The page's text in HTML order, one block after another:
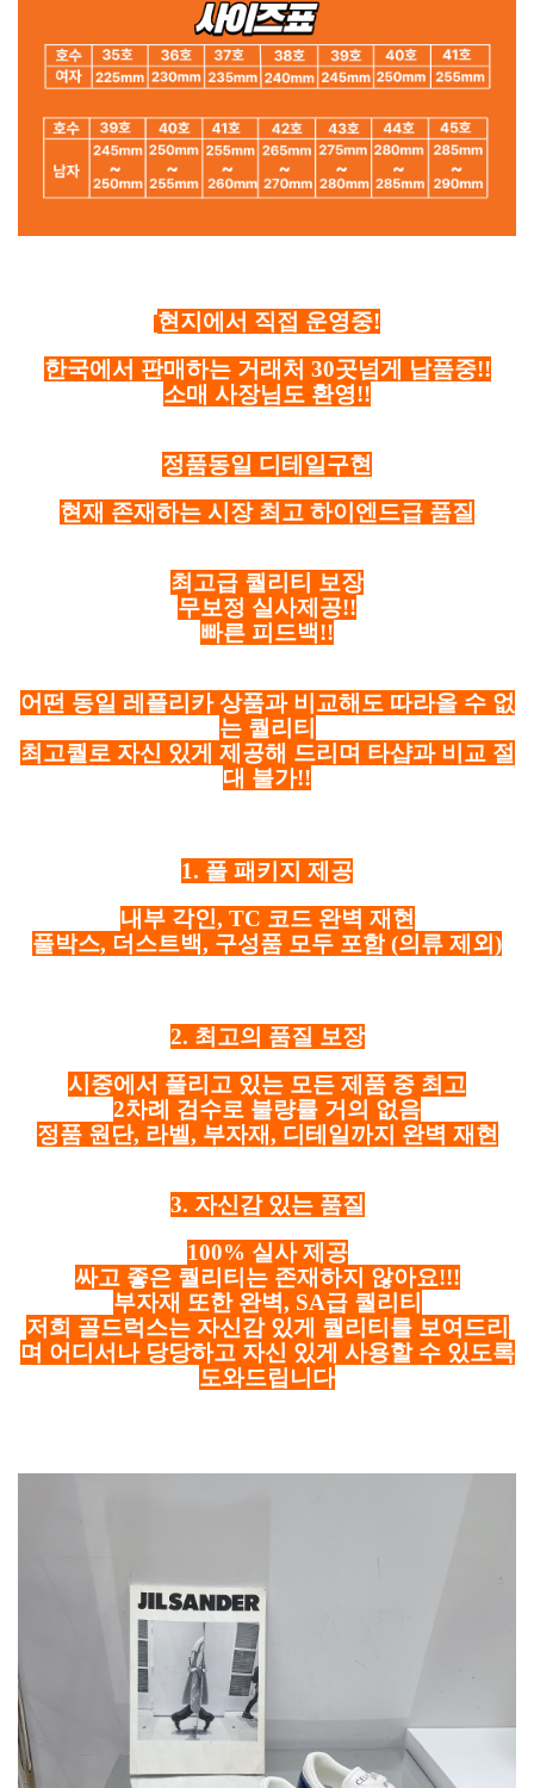
현지에서 직접 운영중!
한국에서 판매하는 거래처 30곳넘게 납품중!!
소매 사장님도 환영!!
정품동일 디테일구현
현재 존재하는 시장 최고 하이엔드급 품질
최고급 퀄리티 보장
무보정 실사제공!!
빠른 피드백!!
어떤 동일 레플리카 상품과 비교해도 따라올 수 없
는 퀄리티
최고퀄로 자신 있게 제공해 드리며 타샵과 비교 절
대 불가!!
1. 풀 패키지 제공
내부 각인, TC 코드 완벽 재현
풀박스, 더스트백, 구성품 모두 포함 (의류 제외)
2. 최고의 품질 보장
시중에서 풀리고 있는 모든 제품 중 최고
2차례 검수로 불량률 거의 없음
정품 원단, 라벨, 부자재, 디테일까지 완벽 재현
3. 자신감 있는 품질
100% 실사 제공
싸고 좋은 퀄리티는 존재하지 않아요!!!
부자재 또한 완벽, SA급 퀄리티
저희 골드럭스는 자신감 있게 퀄리티를 보여드리
며 어디서나 당당하고 자신 있게 사용할 수 있도록
도와드립니다